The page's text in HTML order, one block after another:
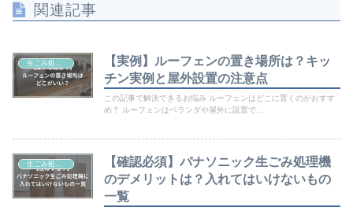
関連記事
生ごみ処理機
【実例】ルーフェンの置き場所は？キッ
チン実例と屋外設置の注意点
この記事で解決できるお悩み ルーフェンはどこに置くのがおすす
め？ ルーフェンはベランダや屋外に設置で...
生ごみ処理機
【確認必須】パナソニック生ごみ処理機
のデメリットは？入れてはいけないもの
一覧